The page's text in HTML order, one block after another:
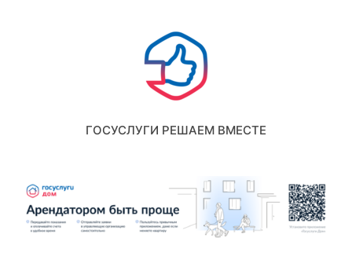
ГОСУСЛУГИ РЕШАЕМ ВМЕСТЕ